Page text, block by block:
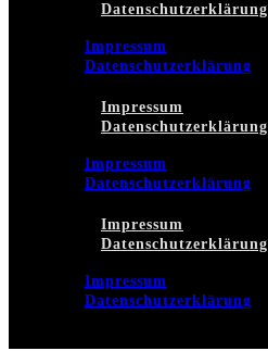
Datenschutzerklärung
Impressum
Datenschutzerklärung
Impressum
Datenschutzerklärung
Impressum
Datenschutzerklärung
Impressum
Datenschutzerklärung
Impressum
Datenschutzerklärung